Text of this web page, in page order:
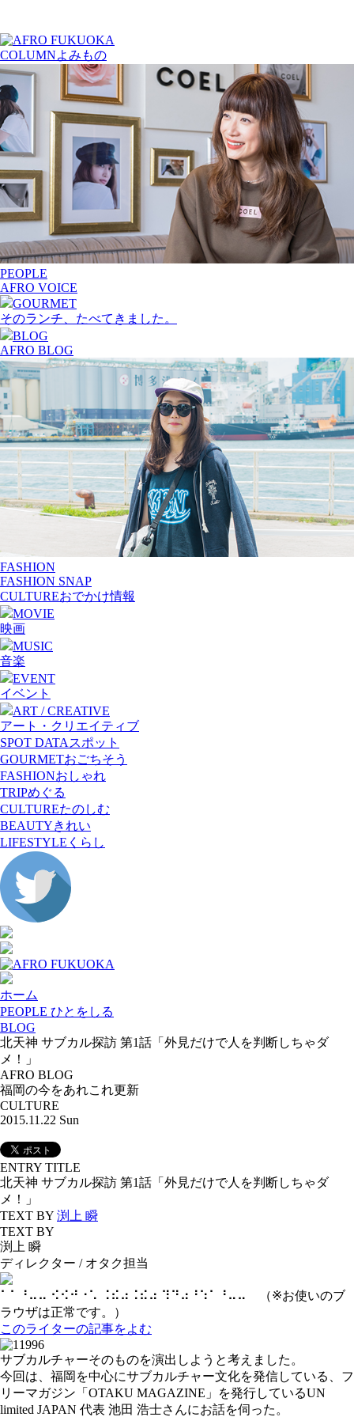
COLUMNよみもの
PEOPLE
AFRO VOICE
GOURMET
そのランチ、たべてきました。
BLOG
AFRO BLOG
FASHION
FASHION SNAP
CULTUREおでかけ情報
MOVIE
映画
MUSIC
音楽
EVENT
イベント
ART / CREATIVE
アート・クリエイティブ
SPOT DATA スポット
GOURMETおごちそう
FASHIONおしゃれ
TRIPめぐる
CULTUREたのしむ
BEAUTYきれい
LIFESTYLE くらし
ホーム
PEOPLE ひとをしる
BLOG
北天神 サブカル探訪 第1話「外見だけで人を判断しちゃダ
メ！」
AFRO BLOG
福岡の今をあれこれ更新
CULTURE
2015.11.22 Sun
ENTRY TITLE
北天神 サブカル探訪 第1話「外見だけで人を判断しちゃダ
メ！」
TEXT BY 渕上 瞬
TEXT BY
渕上 瞬
ディレクター / オタク担当
⠁⠁⠘⠤⠤ ⠪⠪⠚⠐⠡ ⠨⠮⠴⠨⠮⠴ ⠹⠙⠴⠘⠱⠁⠘⠤⠤ （※お使いのブ
ラウザは正常です。）
このライターの記事をよむ
サブカルチャーそのものを演出しようと考えました。
今回は、福岡を中心にサブカルチャー文化を発信している、フ
リーマガジン「OTAKU MAGAZINE」を発行しているUN
limited JAPAN 代表 池田 浩士さんにお話を伺った。